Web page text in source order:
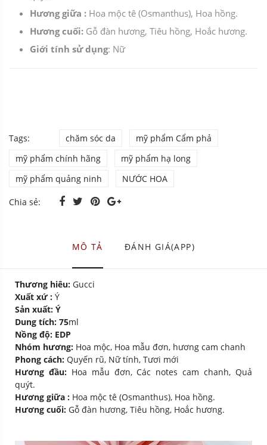
Hương giữa : Hoa mộc tê (Osmanthus), Hoa hồng.
Hương cuối: Gỗ đàn hương, Tiêu hồng, Hoắc hương.
Giới tính sử dụng: Nữ
Tags: chăm sóc da
mỹ phẩm Cẩm phả
mỹ phẩm chính hãng
mỹ phẩm hạ long
mỹ phẩm quảng ninh
NƯỚC HOA
Chia sẻ:
MÔ TẢ ĐÁNH GIÁ(APP)
Thương hiêu: Gucci
Xuất xứ : Ý
Sản xuất: Ý
Dung tích: 75ml
Nồng độ: EDP
Nhóm hương: Hoa mộc, Hoa mẫu đơn, hương cam chanh
Phong cách: Quyến rũ, Nữ tính, Tươi mới
Hương đầu: Hoa mẫu đơn, Các notes cam chanh, Quả
quýt.
Hương giữa : Hoa mộc tê (Osmanthus), Hoa hồng.
Hương cuối: Gỗ đàn hương, Tiêu hồng, Hoắc hương.